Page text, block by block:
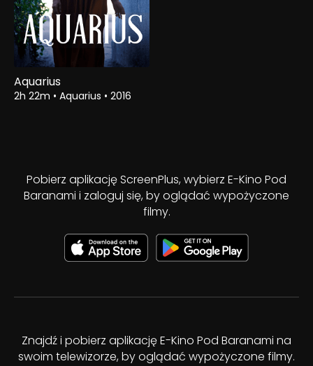
Aquarius
2h 22m • Aquarius • 2016
Pobierz aplikację ScreenPlus, wybierz E-Kino Pod
Baranami i zaloguj się, by oglądać wypożyczone
filmy.
Znajdź i pobierz aplikację E-Kino Pod Baranami na
swoim telewizorze, by oglądać wypożyczone filmy.